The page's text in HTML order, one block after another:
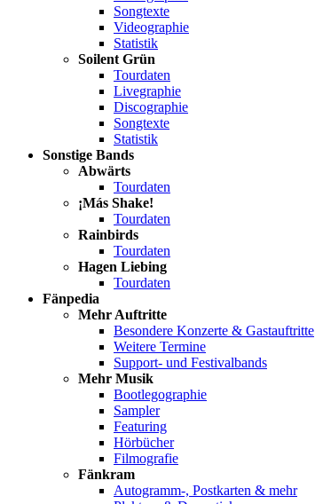
Songtexte
Videographie
Statistik
Soilent Grün
Tourdaten
Livegraphie
Discographie
Songtexte
Statistik
Sonstige Bands
Abwärts
Tourdaten
¡Más Shake!
Tourdaten
Rainbirds
Tourdaten
Hagen Liebing
Tourdaten
Fänpedia
Mehr Auftritte
Besondere Konzerte & Gastauftritte
Weitere Termine
Support- und Festivalbands
Mehr Musik
Bootlegographie
Sampler
Featuring
Hörbücher
Filmografie
Fänkram
Autogramm-, Postkarten & mehr